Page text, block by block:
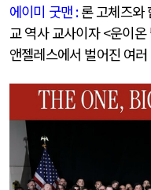
에이미 굿맨 :론 고체즈와
교 역사 교사이자<운이온
앤젤레스에서 벌어진 여